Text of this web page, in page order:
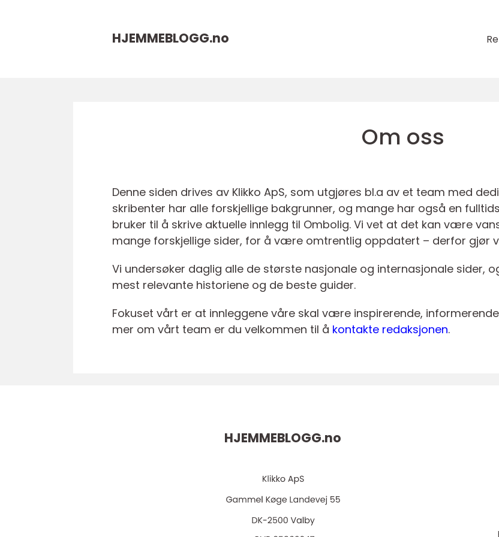
HJEMMEBLOGG.no
Om oss
Denne siden drives av Klikko ApS, som utgjøres bl.a av et team med
skribenter har alle forskjellige bakgrunner, og mange har også en
bruker til å skrive aktuelle innlegg til Ombolig. Vi vet at det kan være
mange forskjellige sider, for å være omtrentlig oppdatert – derfor gjør
Vi undersøker daglig alle de største nasjonale og internasjonale sider,
mest relevante historiene og de beste guider.
Fokuset vårt er at innleggene våre skal være inspirerende,
mer om vårt team er du velkommen til å kontakte redaksjonen.
HJEMMEBLOGG.no